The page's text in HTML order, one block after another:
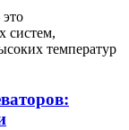
систем,
температур